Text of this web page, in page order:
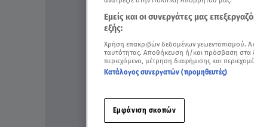
Εμείς και οι συνεργάτες μας
εξής:
Χρήση επακριβών δεδομένων γεωεντοπισμού.
ταυτότητας. Αποθήκευση ή/και πρόσβαση στα
περιεχόμενο, μέτρηση διαφήμισης και
Κατάλογος συνεργατών (προμηθευτές)
Εμφάνιση σκοπών